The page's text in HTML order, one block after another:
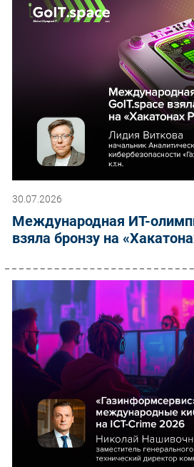
30.07.2026
Международная ИТ-
взяла бронзу на